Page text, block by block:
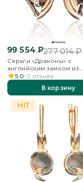
99 554₽277 014₽
Серьги «Драконы» с
английским замком из
красного золота
5.0 2 отзыва
В корзину